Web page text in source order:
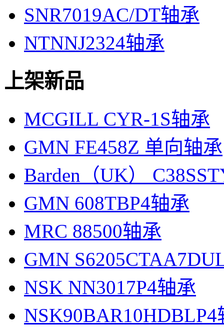
SNR7019AC/DT轴承
NTNNJ2324轴承
上架新品
MCGILL CYR-1S轴承
GMN FE458Z 单向轴承
Barden（UK）
GMN 608TBP4轴承
MRC 88500轴承
GMN
NSK NN3017P4轴承
NSK90BAR10HDBLP4